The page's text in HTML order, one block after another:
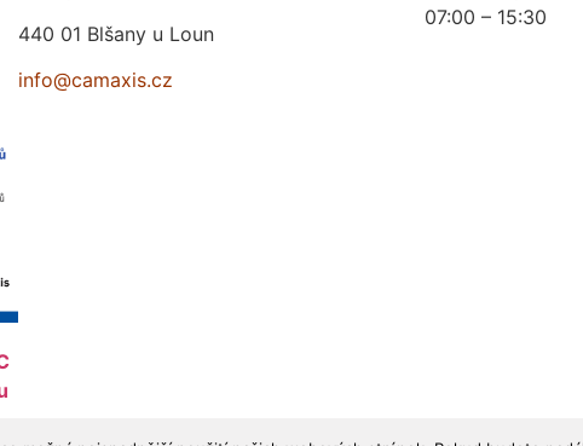
440 01 Blšany u Loun
info@camaxis.cz
07:00 – 15:30